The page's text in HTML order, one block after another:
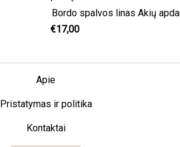
€17,00
Apie
Pristatymas ir politika
Kontaktai